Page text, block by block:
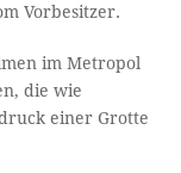
Vorbesitzer.
im Metropol
die wie
einer Grotte